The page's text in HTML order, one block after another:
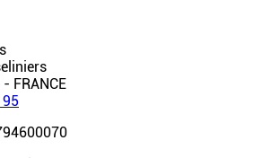
FRANCE